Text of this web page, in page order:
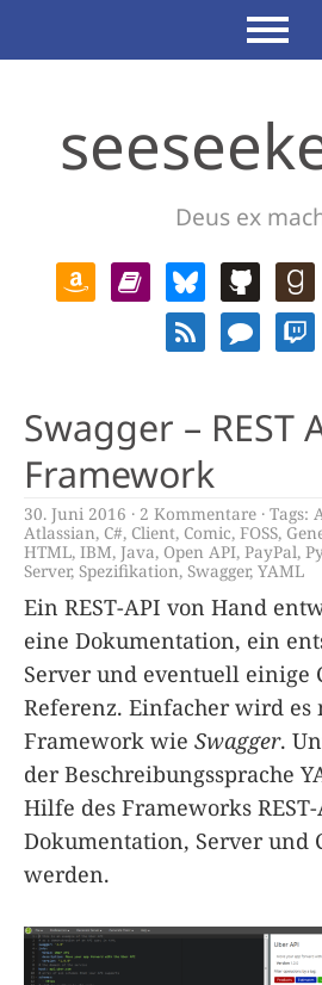
Deus ex
Swagger – REST
Framework
30. Juni 2016 2 Kommentare Tags:
Atlassian, C#, Client, Comic, FOSS,
HTML, IBM, Java, Open API, PayPal,
Server, Spezifikation, Swagger, YAML
Ein REST-API von Hand
eine Dokumentation, ein
Server und eventuell einige
Referenz. Einfacher wird es
Framework wie Swagger.
der Beschreibungssprache
Hilfe des Frameworks REST-
Dokumentation, Server und
werden.